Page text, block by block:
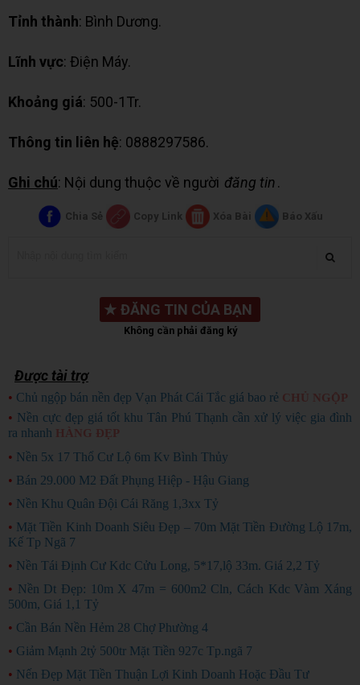
Tỉnh thành: Bình Dương.
Lĩnh vực: Điện Máy.
Khoảng giá: 500-1Tr.
Thông tin liên hệ: 0888297586.
Ghi chú: Nội dung thuộc về người đăng tin.
Chia Sẻ Copy Link Xóa Bài Báo Xấu
★ ĐĂNG TIN CỦA BẠN
Không cần phải đăng ký
Được tài trợ
• Chủ ngộp bán nền đẹp Vạn Phát Cái Tắc giá bao rẻ CHỦ NGỘP
• Nền cực đẹp giá tốt khu Tân Phú Thạnh cần xử lý việc gia đình
ra nhanh HÀNG ĐẸP
• Nền 5x 17 Thổ Cư Lộ 6m Kv Bình Thủy
• Bán 29.000 M2 Đất Phụng Hiệp - Hậu Giang
• Nền Khu Quân Đội Cái Răng 1,3xx Tỷ
• Mặt Tiền Kinh Doanh Siêu Đẹp – 70m Mặt Tiền Đường Lộ 17m,
Kế Tp Ngã 7
• Nền Tái Định Cư Kdc Cửu Long, 5*17,lộ 33m. Giá 2,2 Tỷ
• Nền Dt Đẹp: 10m X 47m = 600m2 Cln, Cách Kdc Vàm Xáng
500m, Giá 1,1 Tỷ
• Cần Bán Nền Hẻm 28 Chợ Phường 4
• Giảm Mạnh 2tỷ 500tr Mặt Tiền 927c Tp.ngã 7
• Nến Đẹp Mặt Tiền Thuận Lợi Kinh Doanh Hoặc Đầu Tư